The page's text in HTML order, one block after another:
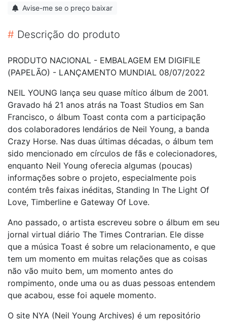
Avise-me se o preço baixar
# Descrição do produto
PRODUTO NACIONAL - EMBALAGEM EM DIGIFILE
(PAPELÃO) - LANÇAMENTO MUNDIAL 08/07/2022
NEIL YOUNG lança seu quase mítico álbum de 2001.
Gravado há 21 anos atrás na Toast Studios em San
Francisco, o álbum Toast conta com a participação
dos colaboradores lendários de Neil Young, a banda
Crazy Horse. Nas duas últimas décadas, o álbum tem
sido mencionado em círculos de fãs e colecionadores,
enquanto Neil Young oferecia algumas (poucas)
informações sobre o projeto, especialmente pois
contém três faixas inéditas, Standing In The Light Of
Love, Timberline e Gateway Of Love.
Ano passado, o artista escreveu sobre o álbum em seu
jornal virtual diário The Times Contrarian. Ele disse
que a música Toast é sobre um relacionamento, e que
tem um momento em muitas relações que as coisas
não vão muito bem, um momento antes do
rompimento, onde uma ou as duas pessoas entendem
que acabou, esse foi aquele momento.
O site NYA (Neil Young Archives) é um repositório